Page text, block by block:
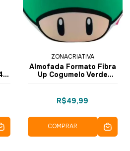
ZONACRIATIVA
Almofada Formato Fibra
Up Cogumelo Verde
R$49,99
COMPRAR